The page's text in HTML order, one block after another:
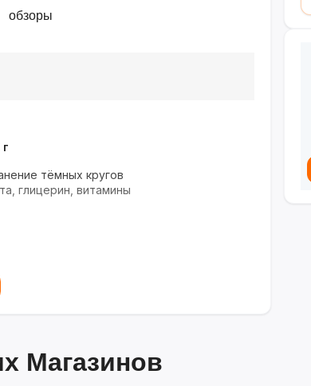
обзоры
тёмных кругов
глицерин, витамины
Магазинов